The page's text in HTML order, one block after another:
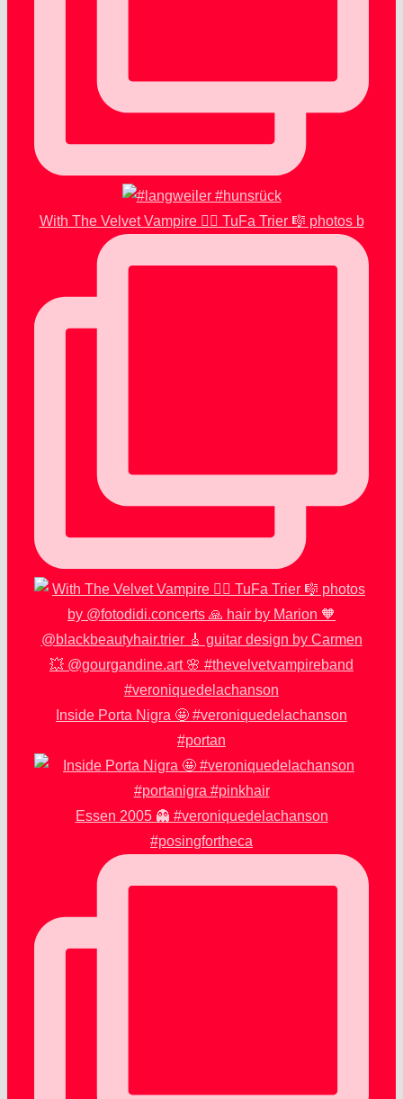
With The Velvet Vampire 🧛‍♂️ TuFa Trier 🎼 photos b
Inside Porta Nigra 🤩 #veroniquedelachanson
#portan
Essen 2005 👻 #veroniquedelachanson
#posingfortheca